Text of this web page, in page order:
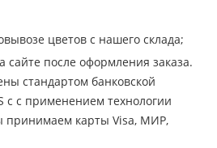
цветов с нашего склада;
сайте после оформления заказа.
стандартом банковской
с с применением технологии
принимаем карты Visa, МИР,